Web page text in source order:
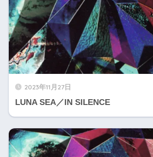
2023年11月27日
LUNA SEA／IN SILENCE